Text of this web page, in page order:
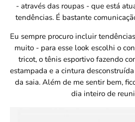
- através das roupas - que está
tendências. É bastante
Eu sempre procuro incluir
muito - para esse look escolhi o
tricot, o tênis esportivo fazendo
estampada e a cintura
da saia. Além de me sentir bem,
dia inteiro de